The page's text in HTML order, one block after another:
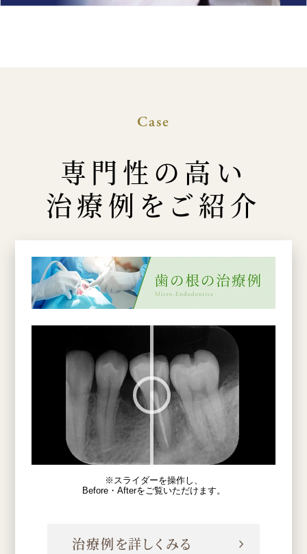
Case
専門性の高い
治療例をご紹介
※スライダーを操作し、
Before・Afterをご覧いただけます。
治療例を詳しくみる